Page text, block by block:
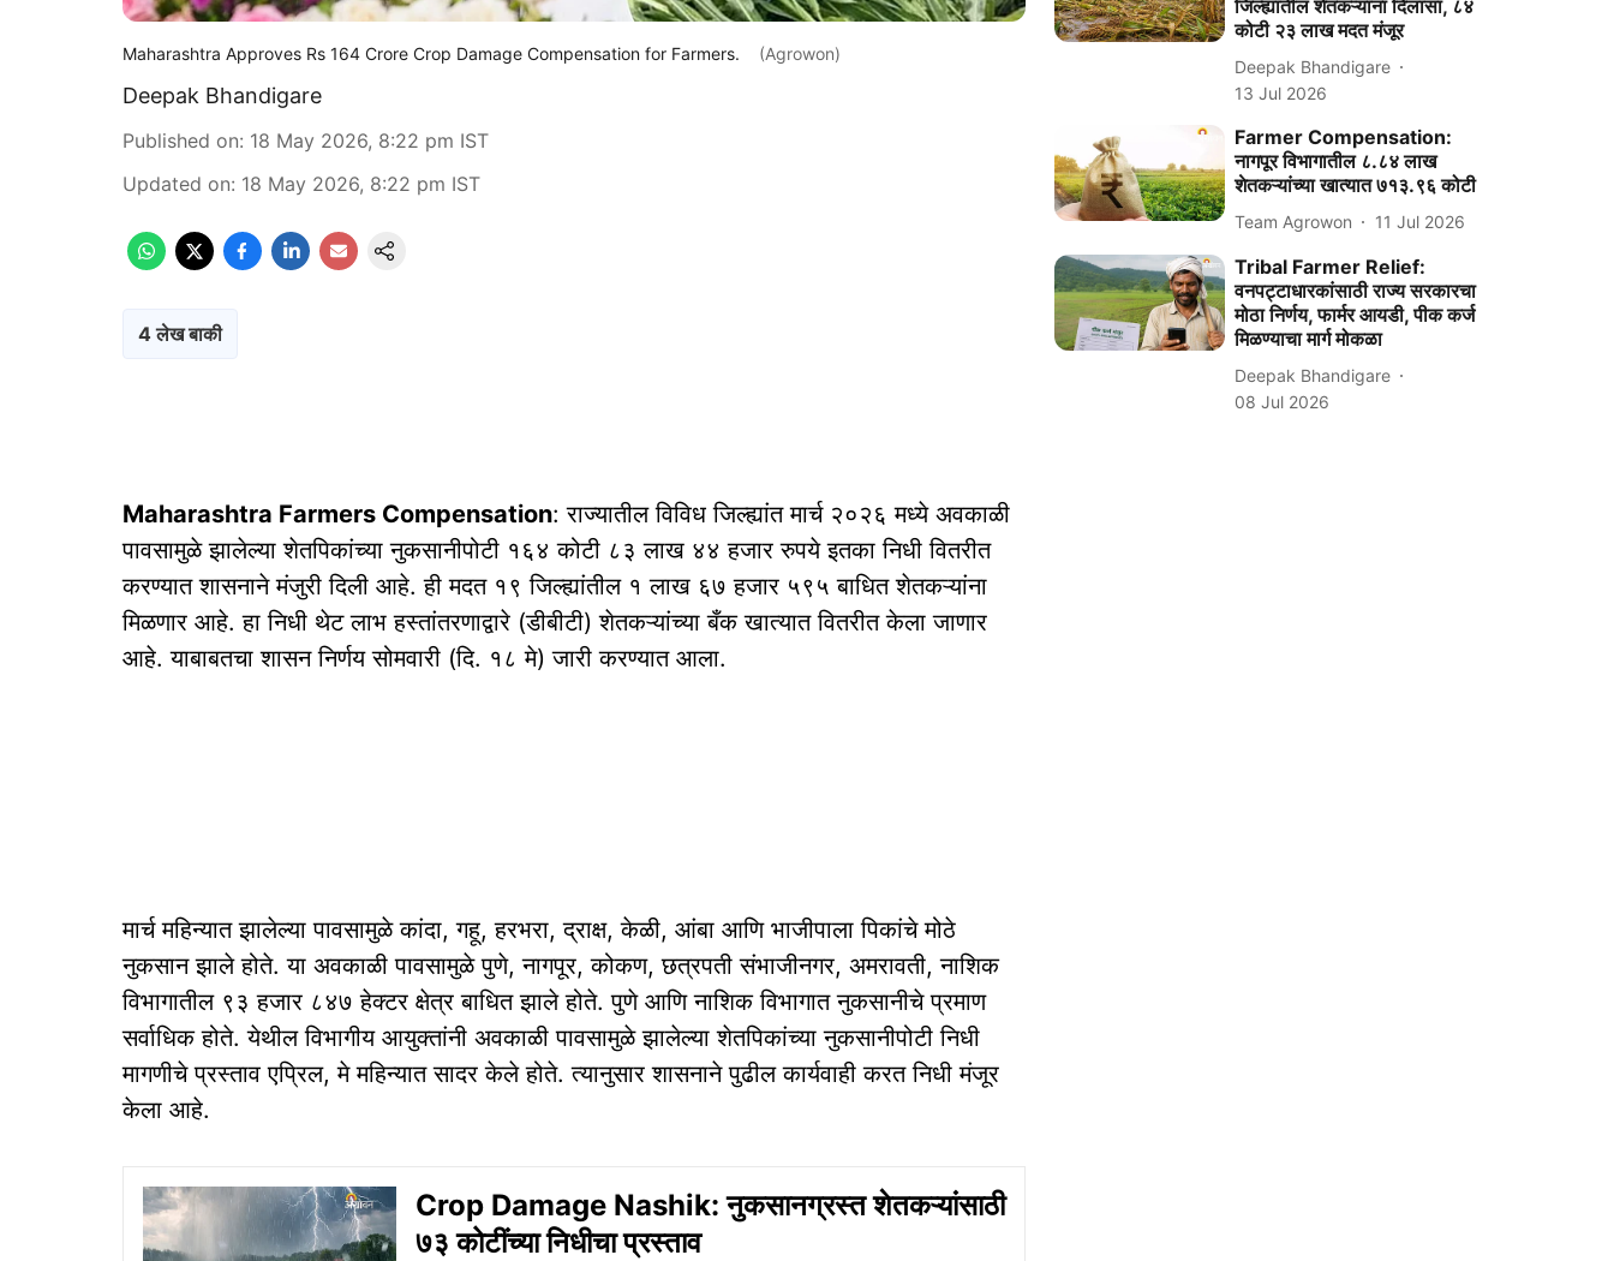
Maharashtra Approves Rs 164 Crore Crop Damage Compensation for Farmers. (Agrowon)
Deepak Bhandigare
Published on: 18 May 2026, 8:22 pm IST
Updated on: 18 May 2026, 8:22 pm IST
4 लेख बाकी
Maharashtra Farmers Compensation: राज्यातील विविध जिल्ह्यांत मार्च २०२६ मध्ये अवकाळी
पावसामुळे झालेल्या शेतपिकांच्या नुकसानीपोटी १६४ कोटी ८३ लाख ४४ हजार रुपये इतका निधी वितरीत
करण्यात शासनाने मंजुरी दिली आहे. ही मदत १९ जिल्ह्यांतील १ लाख ६७ हजार ५९५ बाधित शेतकऱ्यांना
मिळणार आहे. हा निधी थेट लाभ हस्तांतरणाद्वारे (डीबीटी) शेतकऱ्यांच्या बँक खात्यात वितरीत केला जाणार
आहे. याबाबतचा शासन निर्णय सोमवारी (दि. १८ मे) जारी करण्यात आला.
मार्च महिन्यात झालेल्या पावसामुळे कांदा, गहू, हरभरा, द्राक्ष, केळी, आंबा आणि भाजीपाला पिकांचे मोठे
नुकसान झाले होते. या अवकाळी पावसामुळे पुणे, नागपूर, कोकण, छत्रपती संभाजीनगर, अमरावती, नाशिक
विभागातील ९३ हजार ८४७ हेक्टर क्षेत्र बाधित झाले होते. पुणे आणि नाशिक विभागात नुकसानीचे प्रमाण
सर्वाधिक होते. येथील विभागीय आयुक्तांनी अवकाळी पावसामुळे झालेल्या शेतपिकांच्या नुकसानीपोटी निधी
मागणीचे प्रस्ताव एप्रिल, मे महिन्यात सादर केले होते. त्यानुसार शासनाने पुढील कार्यवाही करत निधी मंजूर
केला आहे.
Crop Damage Nashik: नुकसानग्रस्त शेतकऱ्यांसाठी
७३ कोटींच्या निधीचा प्रस्ताव
जिल्ह्यांतील शेतकऱ्यांना दिलासा, ८४
कोटी २३ लाख मदत मंजूर
Deepak Bhandigare
13 Jul 2026
Farmer Compensation:
नागपूर विभागातील ८.८४ लाख
शेतकऱ्यांच्या खात्यात ७१३.९६ कोटी
Team Agrowon 11 Jul 2026
Tribal Farmer Relief:
वनपट्टाधारकांसाठी राज्य सरकारचा
मोठा निर्णय, फार्मर आयडी, पीक कर्ज
मिळण्याचा मार्ग मोकळा
Deepak Bhandigare
08 Jul 2026